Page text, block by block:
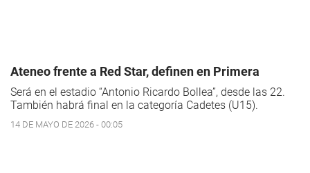
Ateneo frente a Red Star, definen en Primera
Será en el estadio “Antonio Ricardo Bollea”, desde las 22.
También habrá final en la categoría Cadetes (U15).
14 DE MAYO DE 2026 - 00:05